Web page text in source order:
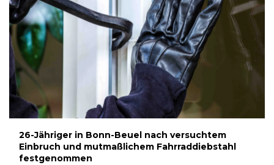
26-Jähriger in Bonn-Beuel nach versuchtem
Einbruch und mutmaßlichem Fahrraddiebstahl
festgenommen